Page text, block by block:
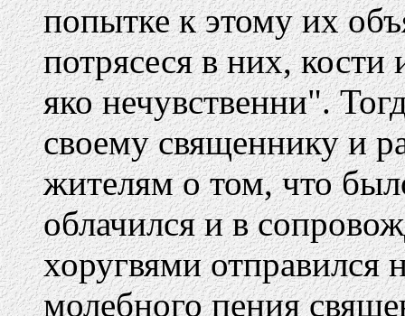
попытке к этому их
потрясеся в них,
яко нечувственни".
своему священнику и
жителям о том, что
облачился и в
хоругвями отправился
молебного пения